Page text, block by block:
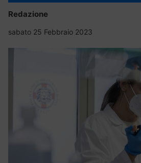
Redazione
sabato 25 Febbraio 2023